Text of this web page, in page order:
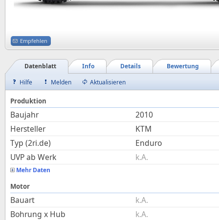
Empfehlen
Bewertung
Details
Info
Datenblatt
Hilfe
Melden Aktualisieren
Produktion
Baujahr
2010
Hersteller
KTM
Typ (2ri.de)
Enduro
UVP ab Werk
k.A.
Mehr Daten
Motor
Bauart
k.A.
Bohrung x Hub
k.A.